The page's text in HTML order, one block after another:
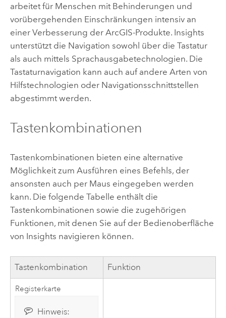
arbeitet für Menschen mit Behinderungen und
vorübergehenden Einschränkungen intensiv an
einer Verbesserung der ArcGIS-Produkte. Insights
unterstützt die Navigation sowohl über die Tastatur
als auch mittels Sprachausgabetechnologien. Die
Tastaturnavigation kann auch auf andere Arten von
Hilfstechnologien oder Navigationsschnittstellen
abgestimmt werden.
Tastenkombinationen
Tastenkombinationen bieten eine alternative
Möglichkeit zum Ausführen eines Befehls, der
ansonsten auch per Maus eingegeben werden
kann. Die folgende Tabelle enthält die
Tastenkombinationen sowie die zugehörigen
Funktionen, mit denen Sie auf der Bedienoberfläche
von Insights navigieren können.
Tastenkombination Funktion
Registerkarte
Hinweis: